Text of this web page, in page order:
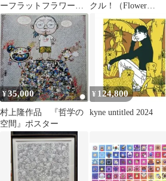
ーフラットフラワーズ
ED300 サイン入
クル！（Flower
Sparkles!）」ED300
¥35,000
村上隆作品 『哲学の
空間』ポスター
¥ 124,800
kyne untitled 2024